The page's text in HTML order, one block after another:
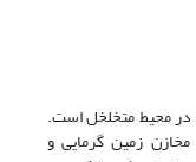
در محیط متخلخل است.
زمین گرمایی و